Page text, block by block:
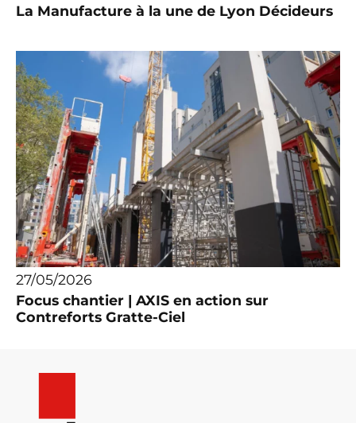
La Manufacture à la une de Lyon Décideurs
27/05/2026
Focus chantier | AXIS en action sur
Contreforts Gratte-Ciel